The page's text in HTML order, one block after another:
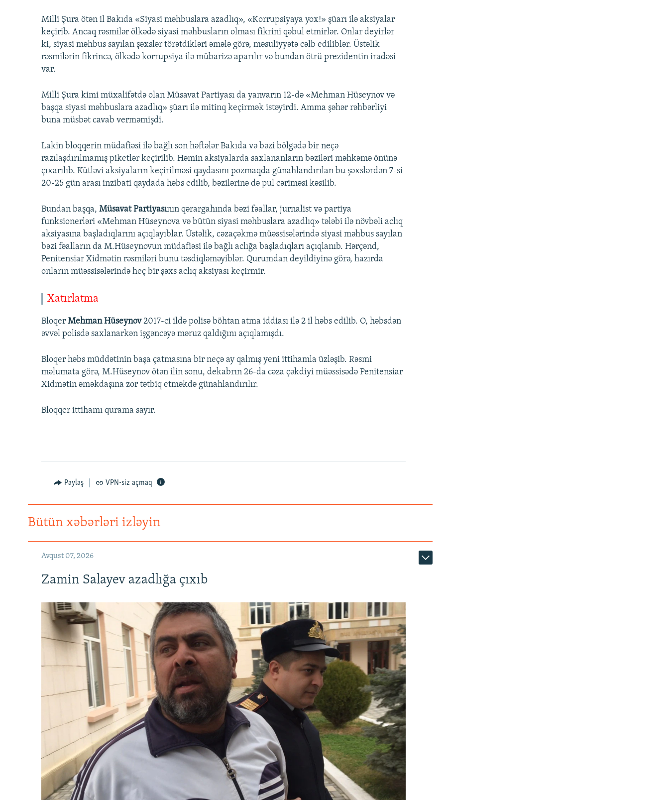
Milli Şura ötən il Bakıda «Siyasi məhbuslara azadlıq», «Korrupsiyaya yox!» şüarı ilə aksiyalar
keçirib. Ancaq rəsmilər ölkədə siyasi məhbusların olması fikrini qəbul etmirlər. Onlar deyirlər
ki, siyasi məhbus sayılan şəxslər törətdikləri əmələ görə, məsuliyyətə cəlb ediliblər. Üstəlik
rəsmilərin fikrincə, ölkədə korrupsiya ilə mübarizə aparılır və bundan ötrü prezidentin iradəsi
var.
Milli Şura kimi müxalifətdə olan Müsavat Partiyası da yanvarın 12-də «Mehman Hüseynov və
başqa siyasi məhbuslara azadlıq» şüarı ilə mitinq keçirmək istəyirdi. Amma şəhər rəhbərliyi
buna müsbət cavab verməmişdi.
Lakin bloqqerin müdafiəsi ilə bağlı son həftələr Bakıda və bəzi bölgədə bir neçə
razılaşdırılmamış piketlər keçirilib. Həmin aksiyalarda saxlananların bəziləri məhkəmə önünə
çıxarılıb. Kütləvi aksiyaların keçirilməsi qaydasını pozmaqda günahlandırılan bu şəxslərdən 7-si
20-25 gün arası inzibati qaydada həbs edilib, bəzilərinə də pul cəriməsi kəsilib.
Bundan başqa, Müsavat Partiyasının qərargahında bəzi fəallar, jurnalist və partiya
funksionerləri «Mehman Hüseynova və bütün siyasi məhbuslara azadlıq» tələbi ilə növbəli aclıq
aksiyasına başladıqlarını açıqlayıblar. Üstəlik, cəzaçəkmə müəssisələrində siyasi məhbus sayılan
bəzi fəalların da M.Hüseynovun müdafiəsi ilə bağlı aclığa başladıqları açıqlanıb. Hərçənd,
Penitensiar Xidmətin rəsmiləri bunu təsdiqləməyiblər. Qurumdan deyildiyinə görə, hazırda
onların müəssisələrində heç bir şəxs aclıq aksiyası keçirmir.
Xatırlatma
Bloqer Mehman Hüseynov2017-ci ildə polisə böhtan atma iddiası ilə 2 il həbs edilib. O, həbsdən
əvvəl polisdə saxlanarkən işgəncəyə məruz qaldığını açıqlamışdı.
Bloqer həbs müddətinin başa çatmasına bir neçə ay qalmış yeni ittihamla üzləşib. Rəsmi
məlumata görə, M.Hüseynov ötən ilin sonu, dekabrın 26-da cəza çəkdiyi müəssisədə Penitensiar
Xidmətin əməkdaşına zor tətbiq etməkdə günahlandırılır.
Bloqqer ittihamı qurama sayır.
Paylaş VPN-siz açmaq
Bütün xəbərləri izləyin
Avqust 07, 2026
Zamin Salayev azadlığa çıxıb